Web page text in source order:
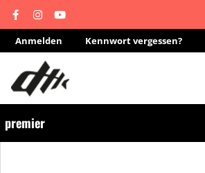
Anmelden Kennwort vergessen?
premier